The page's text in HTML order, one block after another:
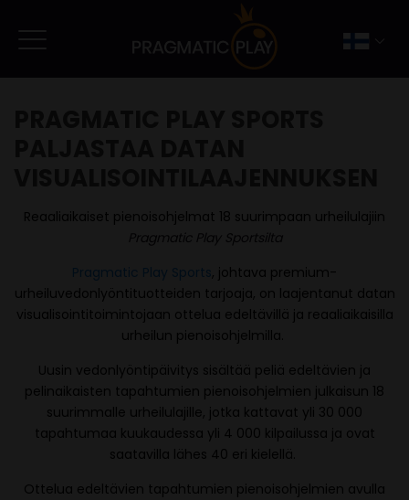
Reaaliaikaiset pienoisohjelmat 18 suurimpaan urheilulajiin
Pragmatic Play Sportsilta
Pragmatic Play Sports, johtava premium-
urheiluvedonlyöntituotteiden tarjoaja, on laajentanut datan
visualisointitoimintojaan ottelua edeltävillä ja reaaliaikaisilla
urheilun pienoisohjelmilla.
Uusin vedonlyöntipäivitys sisältää peliä edeltävien ja
pelinaikaisten tapahtumien pienoisohjelmien julkaisun 18
suurimmalle urheilulajille, jotka kattavat yli 30 000
tapahtumaa kuukaudessa yli 4 000 kilpailussa ja ovat
saatavilla lähes 40 eri kielellä.
Ottelua edeltävien tapahtumien pienoisohjelmien avulla